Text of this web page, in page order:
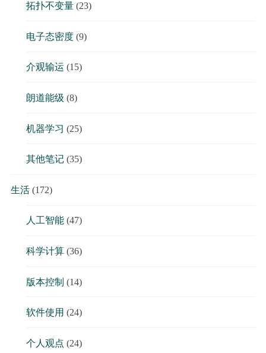
拓扑不变量(23)
电子态密度(9)
介观输运 (15)
朗道能级 (8)
机器学习 (25)
其他笔记(35)
生活(172)
人工智能(47)
科学计算(36)
版本控制 (14)
软件使用 (24)
个人观点 (24)